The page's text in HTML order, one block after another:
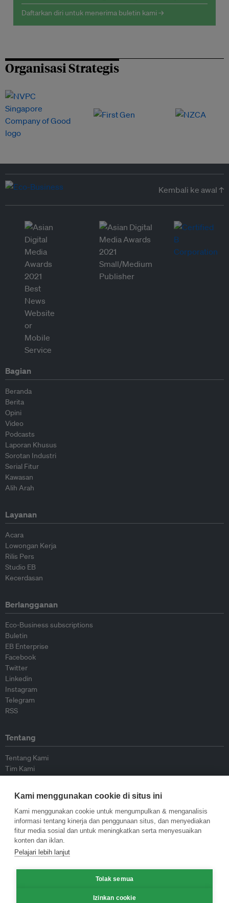
Daftarkan diri untuk menerima buletin kami →
Organisasi Strategis
Kembali ke awal ↑
Bagian
Beranda
Berita
Opini
Video
Podcasts
Laporan Khusus
Sorotan Industri
Serial Fitur
Kawasan
Alih Arah
Layanan
Acara
Lowongan Kerja
Rilis Pers
Studio EB
Kecerdasan
Berlangganan
Eco-Business subscriptions
Buletin
EB Enterprise
Facebook
Twitter
Linkedin
Instagram
Telegram
RSS
Tentang
Tentang Kami
Tim Kami
Kontributor
Hubungi Kami
Kebijakan
Pedoman Penerbitan Ulang
Pedoman Op-ed
Kami menggunakan cookie di situs ini
Kami menggunakan cookie untuk mengumpulkan & menganalisis
informasi tentang kinerja dan penggunaan situs, dan menyediakan
fitur media sosial dan untuk meningkatkan serta menyesuaikan
konten dan iklan.
Pelajari lebih lanjut
Tolak semua
Izinkan cookie